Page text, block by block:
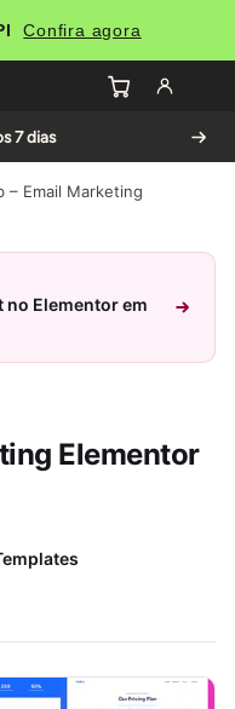
Confira agora
7 dias
– Email Marketing
no Elementor em
Elementor